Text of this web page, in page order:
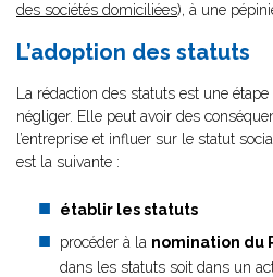
des sociétés domiciliées), à une
L’adoption des statuts
La rédaction des statuts est une
négliger. Elle peut avoir des
l’entreprise et influer sur le statut
est la suivante :
établir les statuts
procéder à la nomination du
dans les statuts soit dans un